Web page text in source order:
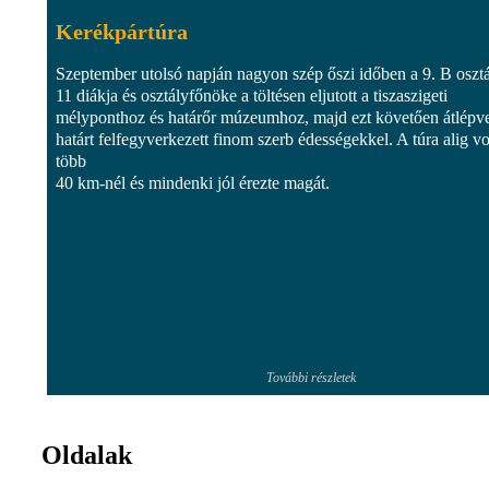
Kerékpártúra
Szeptember utolsó napján nagyon szép őszi időben a 9. B
11 diákja és osztályfőnöke a töltésen eljutott a tiszaszigeti
mélyponthoz és határőr múzeumhoz, majd ezt követően
határt felfegyverkezett finom szerb édességekkel. A túra alig
több
40 km-nél és mindenki jól érezte magát.
További részletek
Oldalak